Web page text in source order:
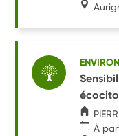
À